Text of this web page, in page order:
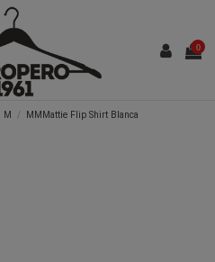
0
M MMMattie Flip Shirt Blanca